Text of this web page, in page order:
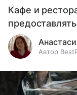
Кафе и
Автор